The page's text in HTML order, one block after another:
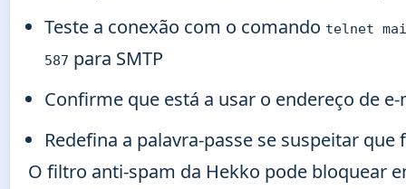
Teste a conexão com o comando telnet
587 para SMTP
Confirme que está a usar o endereço de
Redefina a palavra-passe se suspeitar
O filtro anti-spam da Hekko pode bloquear